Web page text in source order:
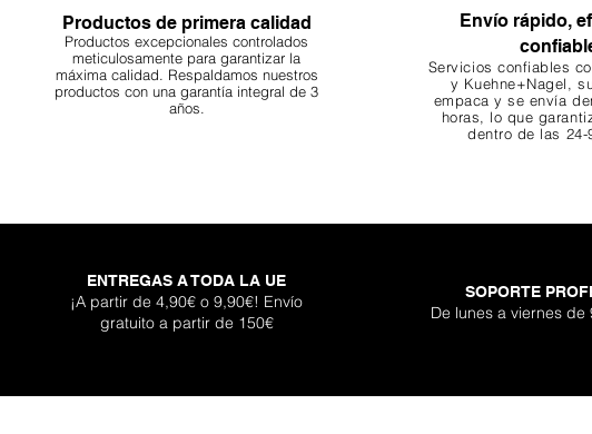
Productos de primera calidad
Productos excepcionales controlados
meticulosamente para garantizar la
máxima calidad. Respaldamos nuestros
productos con una garantía integral de 3
años.
Envío rápido,
Servicios confiables
y Kuehne+Nagel,
empaca y se envía
horas, lo que
dentro de las 24-
ENTREGAS A TODA LA UE
¡A partir de 4,90€ o 9,90€! Envío
gratuito a partir de 150€
SOPORTE
De lunes a viernes de